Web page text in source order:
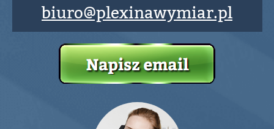
biuro@plexinawymiar.pl